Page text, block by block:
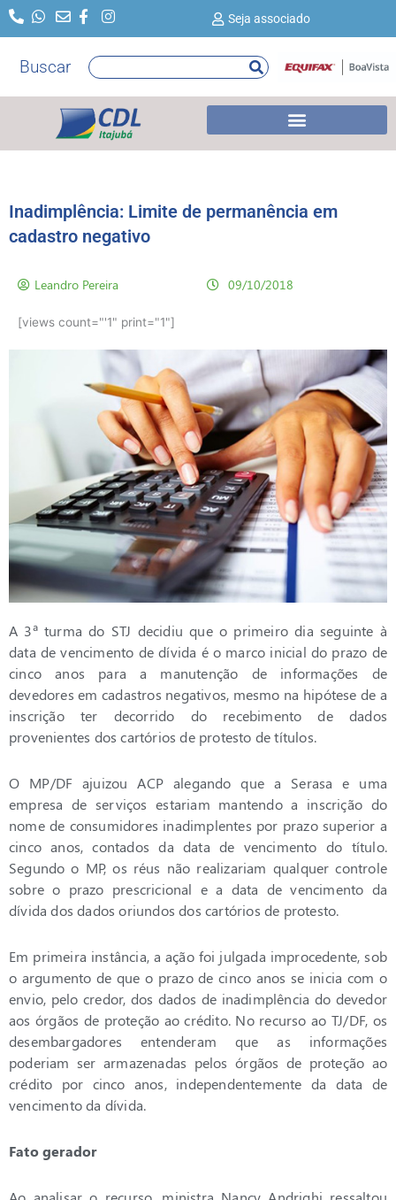
para
conteúdo
Seja associado
Buscar Pesquisar
Inadimplência: Limite de permanência em
cadastro negativo
Leandro Pereira
[views count="'1" print="1"]
09/10/2018
A 3ª turma do STJ decidiu que o primeiro dia seguinte à
data de vencimento de dívida é o marco inicial do prazo de
cinco anos para a manutenção de informações de
devedores em cadastros negativos, mesmo na hipótese de a
inscrição ter decorrido do recebimento de dados
provenientes dos cartórios de protesto de títulos.
O MP/DF ajuizou ACP alegando que a Serasa e uma
empresa de serviços estariam mantendo a inscrição do
nome de consumidores inadimplentes por prazo superior a
cinco anos, contados da data de vencimento do título.
Segundo o MP, os réus não realizariam qualquer controle
sobre o prazo prescricional e a data de vencimento da
dívida dos dados oriundos dos cartórios de protesto.
Em primeira instância, a ação foi julgada improcedente, sob
o argumento de que o prazo de cinco anos se inicia com o
envio, pelo credor, dos dados de inadimplência do devedor
aos órgãos de proteção ao crédito. No recurso ao TJ/DF, os
desembargadores entenderam que as informações
poderiam ser armazenadas pelos órgãos de proteção ao
crédito por cinco anos, independentemente da data de
vencimento da dívida.
Fato gerador